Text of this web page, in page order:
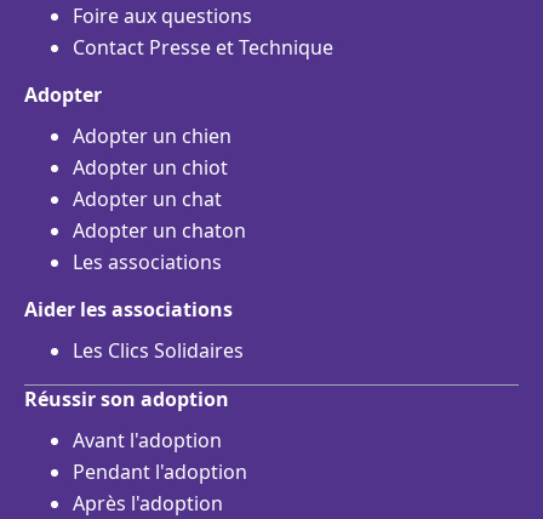
Foire aux questions
Contact Presse et Technique
Adopter
Adopter un chien
Adopter un chiot
Adopter un chat
Adopter un chaton
Les associations
Aider les associations
Les Clics Solidaires
Réussir son adoption
Avant l'adoption
Pendant l'adoption
Après l'adoption